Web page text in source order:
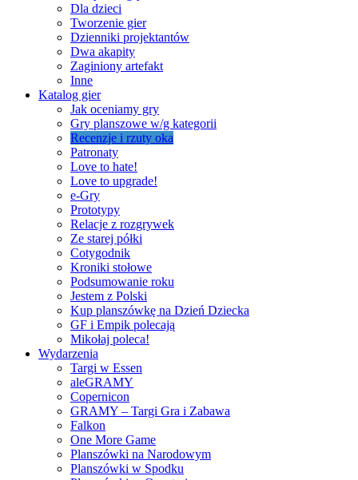
Dla dzieci
Tworzenie gier
Dzienniki projektantów
Dwa akapity
Zaginiony artefakt
Inne
Katalog gier
Jak oceniamy gry
Gry planszowe w/g kategorii
Recenzje i rzuty oka
Patronaty
Love to hate!
Love to upgrade!
e-Gry
Prototypy
Relacje z rozgrywek
Ze starej półki
Cotygodnik
Kroniki stołowe
Podsumowanie roku
Jestem z Polski
Kup planszówkę na Dzień Dziecka
GF i Empik polecają
Mikołaj poleca!
Wydarzenia
Targi w Essen
aleGRAMY
Copernicon
GRAMY – Targi Gra i Zabawa
Falkon
One More Game
Planszówki na Narodowym
Planszówki w Spodku